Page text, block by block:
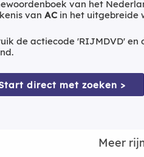
van het
van ACin het uitgebreide
de actiecode 'RIJMDVD'
direct met zoeken >
Meer